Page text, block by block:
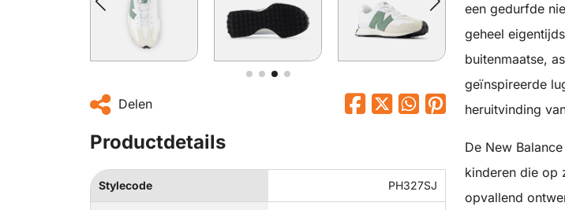
Delen
Productdetails
Stylecode PH327SJ
een gedurfde
geheel
buitenmaatse,
geïnspireerde
heruitvinding
De New
kinderen die op
opvallend